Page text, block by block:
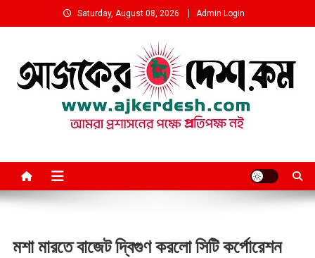
to
Saturday, August 08, 2026 Admin Login
মশা মারতে বাজেট দ্বিগুণ করলো সিটি কর্পোরেশন